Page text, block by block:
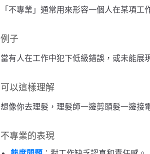
「不專業」通常用來形容一個人在某項
例子
當有人在工作中犯下低級錯誤，或未能展
可以這樣理解
想像你去理髮，理髮師一邊剪頭髮一邊接
不專業的表現